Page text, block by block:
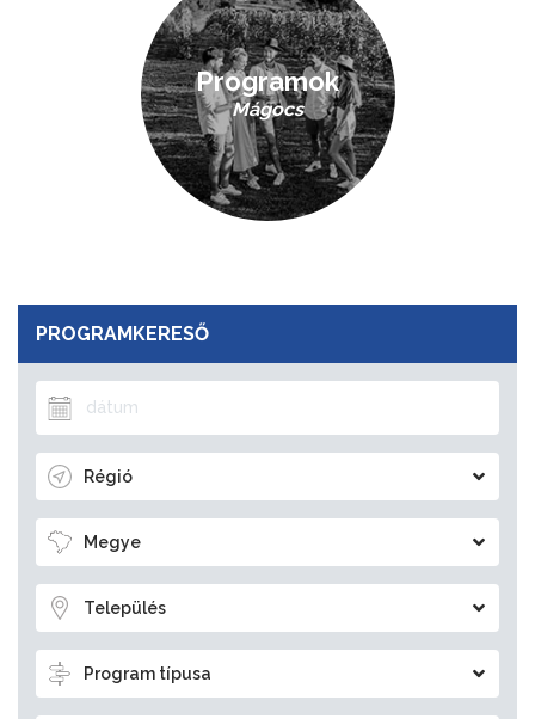
PROGRAMKERESŐ
Régió
Megye
Település
Program típusa
Programok
Mágocs